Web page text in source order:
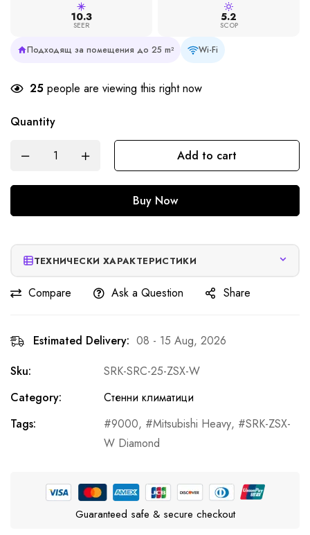
10.3
SEER
5.2
SCOP
Подходящ за помещения до 25 m² Wi-Fi
25 people are viewing this right now
Quantity
Add to cart
Buy Now
ТЕХНИЧЕСКИ ХАРАКТЕРИСТИКИ
Compare Ask a Question Share
Estimated Delivery: 08 - 15 Aug, 2026
Sku:
SRK-SRC-25-ZSX-W
Category:
Стенни климатици
Tags:
9000, Mitsubishi Heavy,
SRK-ZSX-
W Diamond
Guaranteed safe & secure checkout